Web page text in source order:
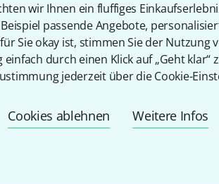
wir Ihnen ein fluffiges
passende Angebote,
Sie okay ist, stimmen Sie der Nutzung
durch einen Klick auf „Geht klar“
jederzeit über die Cookie-
Cookies ablehnen Weitere Infos
female
stabile Metallausführung
rückseitig mit Lötfahnen
In 7–9 Wochen lieferbar
AmphenolEP5 Male for